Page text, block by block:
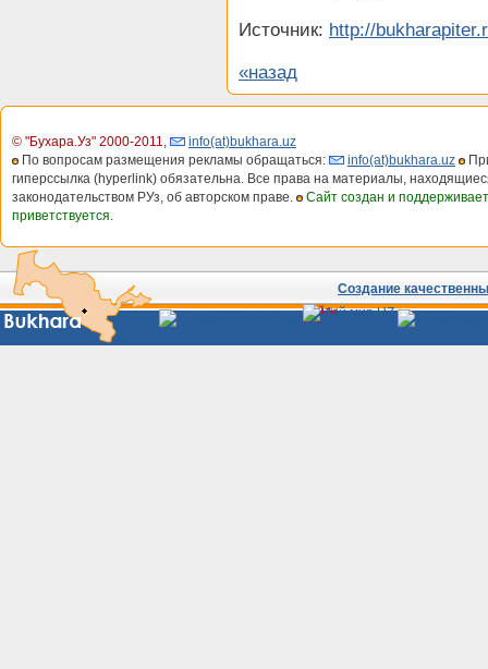
Источник: http://
«назад
© "Бухара.Уз" 2000-2011,
info(at)bukhara.uz
По вопросам размещения рекламы обращаться:
info(at)bukhara.uz
гиперссылка (hyperlink) обязательна. Все права на материалы,
законодательством РУз, об авторском праве.
Сайт создан и
приветствуется.
Создание
Сайты
Узбекистана